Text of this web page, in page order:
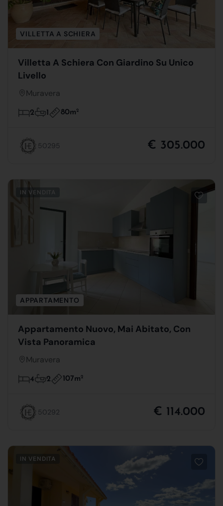
VILLETTA A SCHIERA
Villetta A Schiera Con Giardino Su Unico
Livello
Muravera
2 1 80m2
50295 € 305.000
IN VENDITA
APPARTAMENTO
Appartamento Nuovo, Mai Abitato, Con
Vista Panoramica
Muravera
4 2 107m2
50292 € 114.000
IN VENDITA